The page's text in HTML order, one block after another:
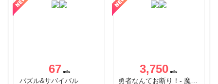
67
パズル&サバイバル
3,750